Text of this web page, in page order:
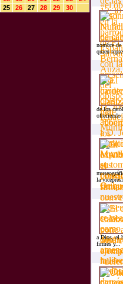
25
26 27 28 29 30
nombre
quien
de los
ofreciendo
la
a Dios, el
firmes y...